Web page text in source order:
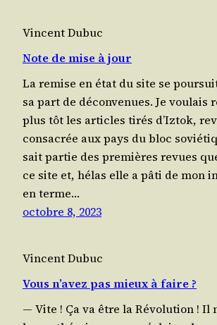
Vincent Dubuc
Note de mise à jour
La remise en état du site se
sa part de déconvenues. Je vou­lais
plus tôt les articles tirés d’Iztok,
consa­crée aux pays du bloc
sait par­tie des pre­mières revues
ce site et, hélas elle a pâti de mon
en terme…
octobre 8, 2023
Vincent Dubuc
Vous n’avez pas mieux à faire ?
— Vite ! Ça va être la Révo­lu­tion ! Il